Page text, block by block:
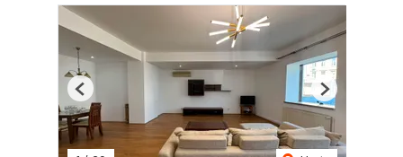
Previous Next